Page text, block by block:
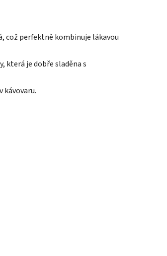
což perfektně kombinuje lákavou
která je dobře sladěna s
kávovaru.